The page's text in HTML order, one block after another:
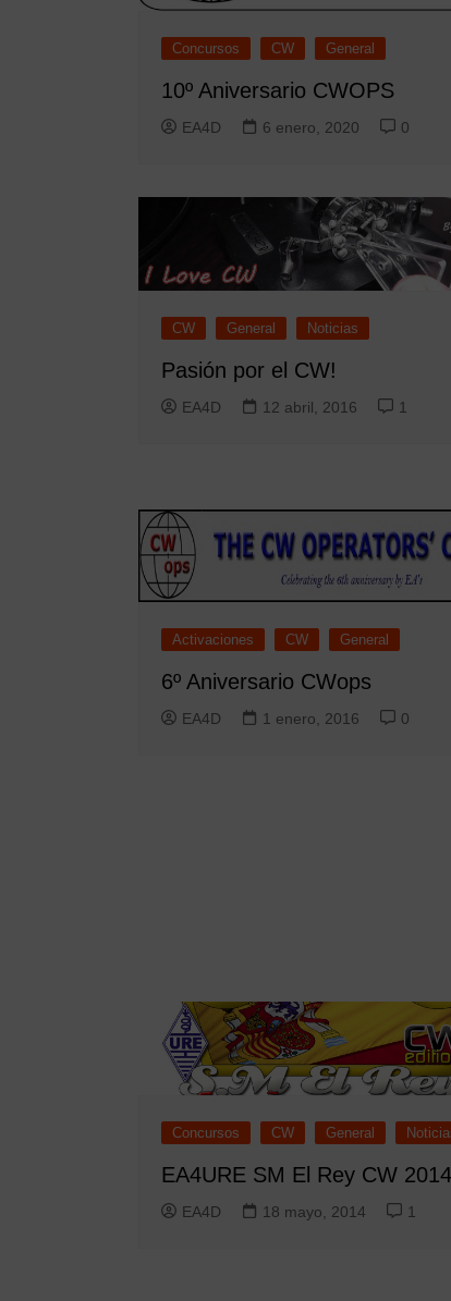
Concursos CW General
10º Aniversario CWOPS
EA4D 6 enero, 2020 0
CW General Noticias
Pasión por el CW!
EA4D 12 abril, 2016 1
Activaciones CW General
6º Aniversario CWops
EA4D 1 enero, 2016 0
Concursos CW General
EA4URE SM El Rey CW 2014
EA4D 18 mayo, 2014 1